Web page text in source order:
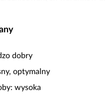
dobry
optymalny
wysoka